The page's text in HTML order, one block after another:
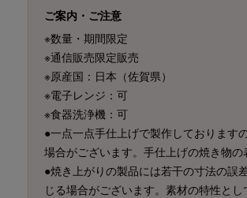
ご案内・ご注意
※数量・期間限定
※通信販売限定販売
※原産国：日本（佐賀県）
※電子レンジ：可
※食器洗浄機：可
●一点一点手仕上げで製作しております
場合がございます。手仕上げの焼き物の
●焼き上がりの製品には若干の寸法の誤
じる場合がございます。素材の特性とし